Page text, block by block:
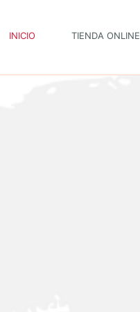
INICIO TIENDA ONLINE